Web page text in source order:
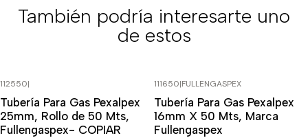
También podría interesarte uno
de estos
112550|
Tubería Para Gas Pexalpex
25mm, Rollo de 50 Mts,
Fullengaspex- COPIAR
111650|FULLENGASPEX
Tubería Para Gas Pexalpex
16mm X 50 Mts, Marca
Fullengaspex